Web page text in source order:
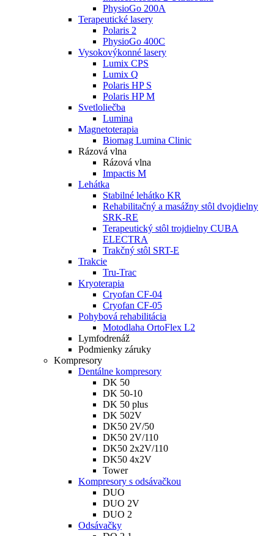
PhysioGo 200A
Terapeutické lasery
Polaris 2
PhysioGo 400C
Vysokovýkonné lasery
Lumix CPS
Lumix Q
Polaris HP S
Polaris HP M
Svetloliečba
Lumina
Magnetoterapia
Biomag Lumina Clinic
Rázová vlna
Rázová vlna
Impactis M
Lehátka
Stabilné lehátko KR
Rehabilitačný a masážny stôl dvojdielny
SRK-RE
Terapeutický stôl trojdielny CUBA
ELECTRA
Trakčný stôl SRT-E
Trakcie
Tru-Trac
Kryoterapia
Cryofan CF-04
Cryofan CF-05
Pohybová rehabilitácia
Motodlaha OrtoFlex L2
Lymfodrenáž
Podmienky záruky
Kompresory
Dentálne kompresory
DK 50
DK 50-10
DK 50 plus
DK 502V
DK50 2V/50
DK50 2V/110
DK50 2x2V/110
DK50 4x2V
Tower
Kompresory s odsávačkou
DUO
DUO 2V
DUO 2
Odsávačky